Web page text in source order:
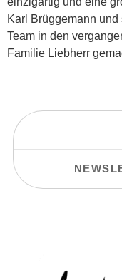
Karl Brüggemann
Team in den
Familie Liebherr